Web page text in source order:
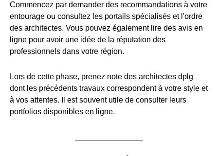
Commencez par demander des recommandations à votre
entourage ou consultez les portails spécialisés et l'ordre
des architectes. Vous pouvez également lire des avis en
ligne pour avoir une idée de la réputation des
professionnels dans votre région.
Lors de cette phase, prenez note des architectes dplg
dont les précédents travaux correspondent à votre style et
à vos attentes. Il est souvent utile de consulter leurs
portfolios disponibles en ligne.